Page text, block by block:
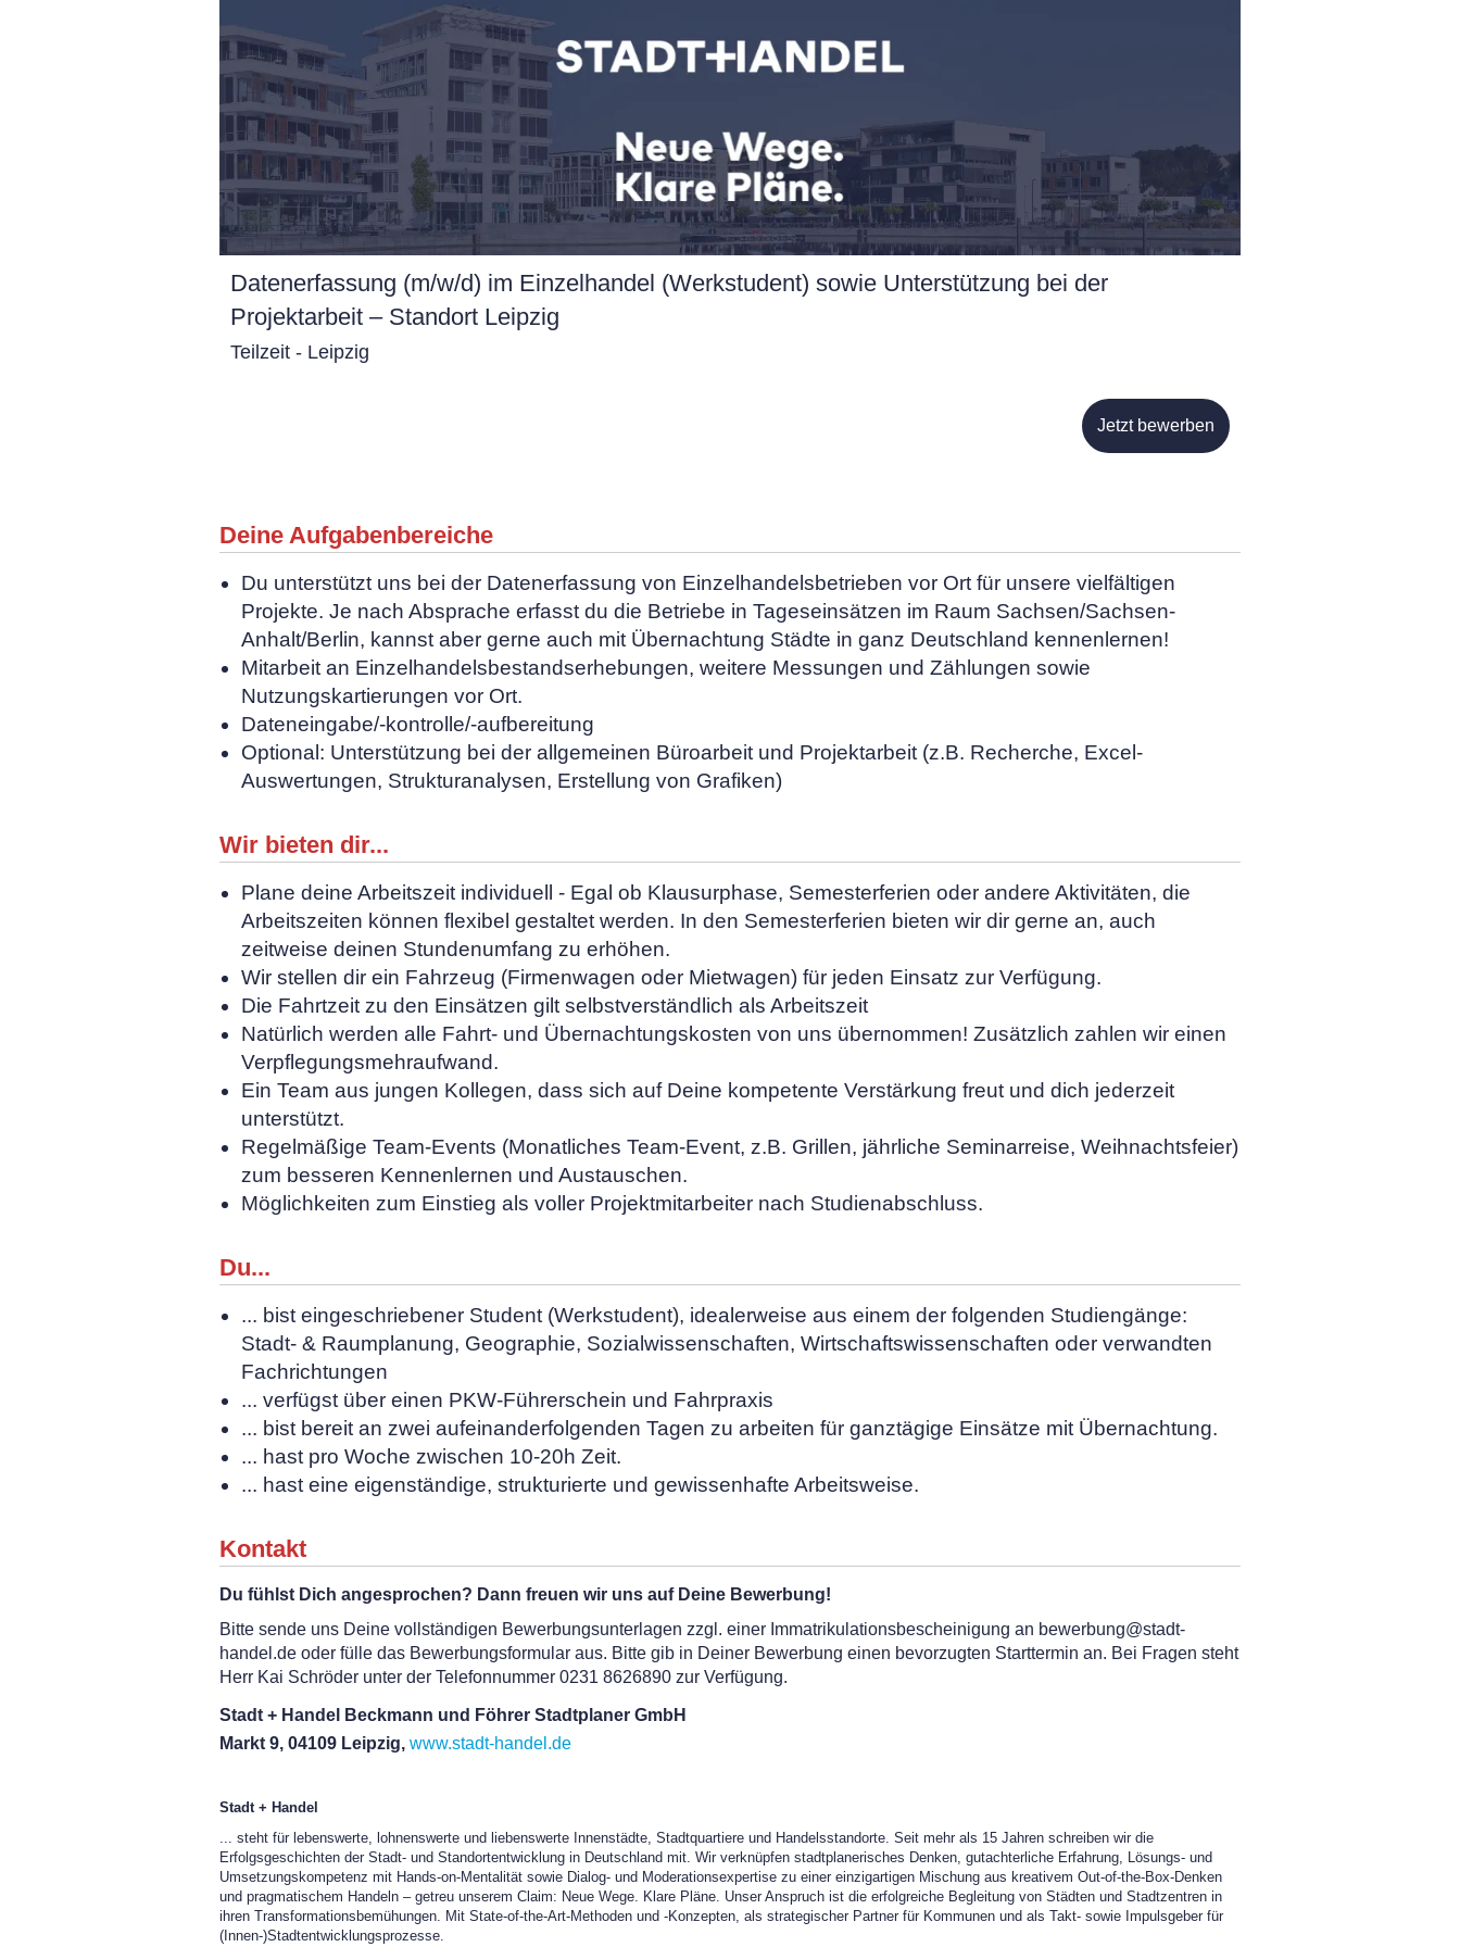
Datenerfassung (m/w/d) im Einzelhandel (Werkstudent) sowie Unterstützung bei der
Projektarbeit – Standort Leipzig
Teilzeit - Leipzig
Jetzt bewerben
Deine Aufgabenbereiche
Du unterstützt uns bei der Datenerfassung von Einzelhandelsbetrieben vor Ort für unsere vielfältigen
Projekte. Je nach Absprache erfasst du die Betriebe in Tageseinsätzen im Raum Sachsen/Sachsen-
Anhalt/Berlin, kannst aber gerne auch mit Übernachtung Städte in ganz Deutschland kennenlernen!
Mitarbeit an Einzelhandelsbestandserhebungen, weitere Messungen und Zählungen sowie
Nutzungskartierungen vor Ort.
Dateneingabe/-kontrolle/-aufbereitung
Optional: Unterstützung bei der allgemeinen Büroarbeit und Projektarbeit (z.B. Recherche, Excel-
Auswertungen, Strukturanalysen, Erstellung von Grafiken)
Wir bieten dir...
Plane deine Arbeitszeit individuell - Egal ob Klausurphase, Semesterferien oder andere Aktivitäten, die
Arbeitszeiten können flexibel gestaltet werden. In den Semesterferien bieten wir dir gerne an, auch
zeitweise deinen Stundenumfang zu erhöhen.
Wir stellen dir ein Fahrzeug (Firmenwagen oder Mietwagen) für jeden Einsatz zur Verfügung.
Die Fahrtzeit zu den Einsätzen gilt selbstverständlich als Arbeitszeit
Natürlich werden alle Fahrt- und Übernachtungskosten von uns übernommen! Zusätzlich zahlen wir einen
Verpflegungsmehraufwand.
Ein Team aus jungen Kollegen, dass sich auf Deine kompetente Verstärkung freut und dich jederzeit
unterstützt.
Regelmäßige Team-Events (Monatliches Team-Event, z.B. Grillen, jährliche Seminarreise, Weihnachtsfeier)
zum besseren Kennenlernen und Austauschen.
Möglichkeiten zum Einstieg als voller Projektmitarbeiter nach Studienabschluss.
Du...
... bist eingeschriebener Student (Werkstudent), idealerweise aus einem der folgenden Studiengänge:
Stadt- & Raumplanung, Geographie, Sozialwissenschaften, Wirtschaftswissenschaften oder verwandten
Fachrichtungen
... verfügst über einen PKW-Führerschein und Fahrpraxis
... bist bereit an zwei aufeinanderfolgenden Tagen zu arbeiten für ganztägige Einsätze mit Übernachtung.
... hast pro Woche zwischen 10-20h Zeit.
... hast eine eigenständige, strukturierte und gewissenhafte Arbeitsweise.
Kontakt
Du fühlst Dich angesprochen? Dann freuen wir uns auf Deine Bewerbung!
Bitte sende uns Deine vollständigen Bewerbungsunterlagen zzgl. einer Immatrikulationsbescheinigung an bewerbung@stadt-
handel.de oder fülle das Bewerbungsformular aus. Bitte gib in Deiner Bewerbung einen bevorzugten Starttermin an. Bei Fragen steht
Herr Kai Schröder unter der Telefonnummer 0231 8626890 zur Verfügung.
Stadt + Handel Beckmann und Föhrer Stadtplaner GmbH
Markt 9, 04109 Leipzig, www.stadt-handel.de
Stadt + Handel
... steht für lebenswerte, lohnenswerte und liebenswerte Innenstädte, Stadtquartiere und Handelsstandorte. Seit mehr als 15 Jahren schreiben wir die
Erfolgsgeschichten der Stadt- und Standortentwicklung in Deutschland mit. Wir verknüpfen stadtplanerisches Denken, gutachterliche Erfahrung, Lösungs- und
Umsetzungskompetenz mit Hands-on-Mentalität sowie Dialog- und Moderationsexpertise zu einer einzigartigen Mischung aus kreativem Out-of-the-Box-Denken
und pragmatischem Handeln – getreu unserem Claim: Neue Wege. Klare Pläne. Unser Anspruch ist die erfolgreiche Begleitung von Städten und Stadtzentren in
ihren Transformationsbemühungen. Mit State-of-the-Art-Methoden und -Konzepten, als strategischer Partner für Kommunen und als Takt- sowie Impulsgeber für
(Innen-)Stadtentwicklungsprozesse.